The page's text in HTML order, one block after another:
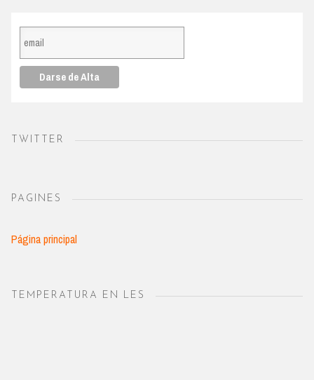
TWITTER
PAGINES
Página principal
TEMPERATURA EN LES